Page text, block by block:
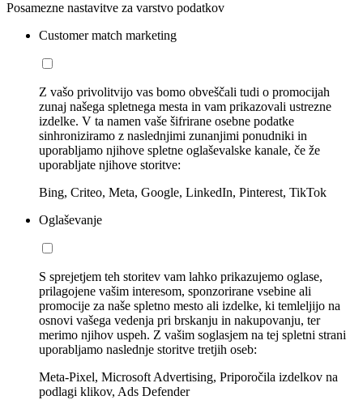
Posamezne nastavitve za varstvo podatkov
Customer match marketing
Z vašo privolitvijo vas bomo obveščali tudi o promocijah
zunaj našega spletnega mesta in vam prikazovali ustrezne
izdelke. V ta namen vaše šifrirane osebne podatke
sinhroniziramo z naslednjimi zunanjimi ponudniki in
uporabljamo njihove spletne oglaševalske kanale, če že
uporabljate njihove storitve:
Bing, Criteo, Meta, Google, LinkedIn, Pinterest, TikTok
Oglaševanje
S sprejetjem teh storitev vam lahko prikazujemo oglase,
prilagojene vašim interesom, sponzorirane vsebine ali
promocije za naše spletno mesto ali izdelke, ki temleljijo na
osnovi vašega vedenja pri brskanju in nakupovanju, ter
merimo njihov uspeh. Z vašim soglasjem na tej spletni strani
uporabljamo naslednje storitve tretjih oseb:
Meta-Pixel, Microsoft Advertising, Priporočila izdelkov na
podlagi klikov, Ads Defender